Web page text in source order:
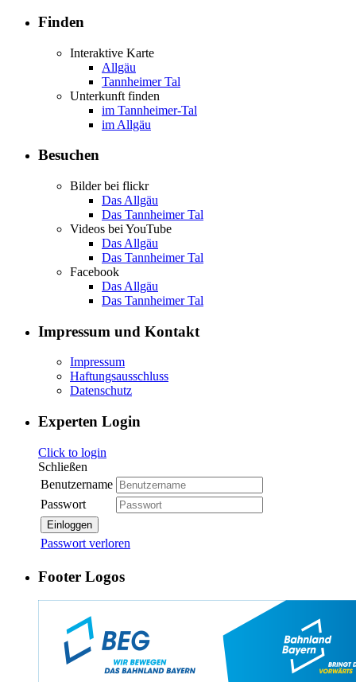
Finden
Interaktive Karte
Allgäu
Tannheimer Tal
Unterkunft finden
im Tannheimer-Tal
im Allgäu
Besuchen
Bilder bei flickr
Das Allgäu
Das Tannheimer Tal
Videos bei YouTube
Das Allgäu
Das Tannheimer Tal
Facebook
Das Allgäu
Das Tannheimer Tal
Impressum und Kontakt
Impressum
Haftungsausschluss
Datenschutz
Experten Login
Click to login
Schließen
Benutzername
Passwort
Einloggen
Passwort verloren
Footer Logos